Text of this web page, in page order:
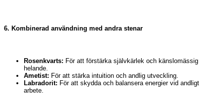
6. Kombinerad användning med andra stenar
Rosenkvarts: För att förstärka självkärlek och känslomässig
helande.
Ametist: För att stärka intuition och andlig utveckling.
Labradorit: För att skydda och balansera energier vid andligt
arbete.